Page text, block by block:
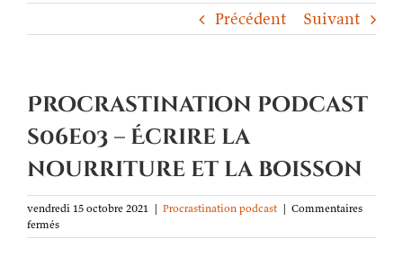
Précédent Suivant
Procrastination podcast
s06e03 – Écrire la
nourriture et la boisson
vendredi 15 octobre 2021 | Procrastination podcast | Commentaires
ferméssur
Procrastination